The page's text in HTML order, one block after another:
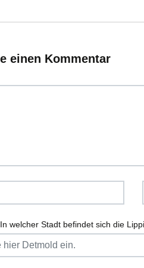
einen Kommentar
welcher Stadt befindet sich die